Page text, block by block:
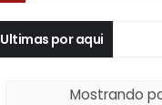
Ultimas por aqui
Mostrando